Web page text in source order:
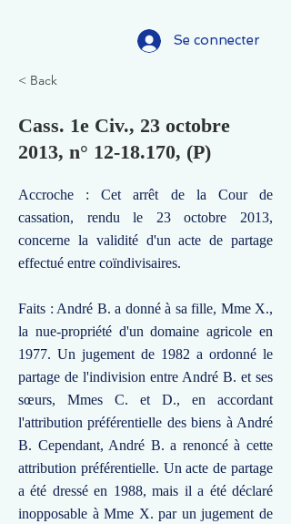
Se connecter
< Back
Cass. 1e Civ., 23 octobre
2013, n° 12-18.170, (P)
Accroche : Cet arrêt de la Cour de
cassation, rendu le 23 octobre 2013,
concerne la validité d'un acte de partage
effectué entre coïndivisaires.
Faits : André B. a donné à sa fille, Mme X.,
la nue-propriété d'un domaine agricole en
1977. Un jugement de 1982 a ordonné le
partage de l'indivision entre André B. et ses
sœurs, Mmes C. et D., en accordant
l'attribution préférentielle des biens à André
B. Cependant, André B. a renoncé à cette
attribution préférentielle. Un acte de partage
a été dressé en 1988, mais il a été déclaré
inopposable à Mme X. par un jugement de